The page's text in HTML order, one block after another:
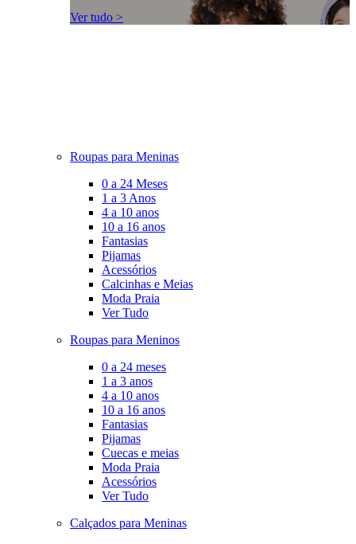
Ver tudo >
Roupas para Meninas
0 a 24 Meses
1 a 3 Anos
4 a 10 anos
10 a 16 anos
Fantasias
Pijamas
Acessórios
Calcinhas e Meias
Moda Praia
Ver Tudo
Roupas para Meninos
0 a 24 meses
1 a 3 anos
4 a 10 anos
10 a 16 anos
Fantasias
Pijamas
Cuecas e meias
Moda Praia
Acessórios
Ver Tudo
Calçados para Meninas